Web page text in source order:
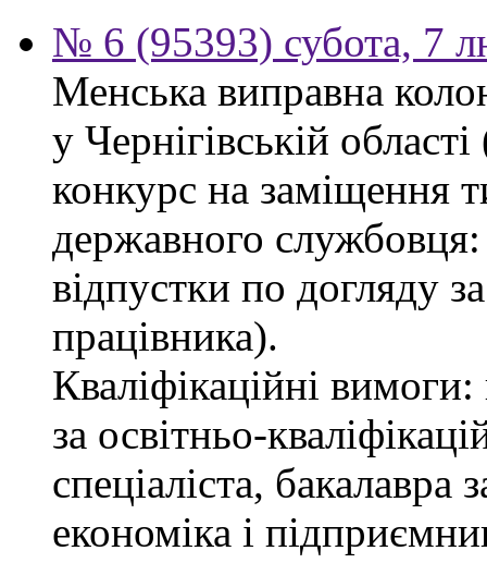
№ 6 (95393) субота, 7
Менська виправна
у Чернігівській
конкурс на заміщення
державного
відпустки по догляду
працівника).
Кваліфікаційні
за освітньо-
спеціаліста,
економіка і